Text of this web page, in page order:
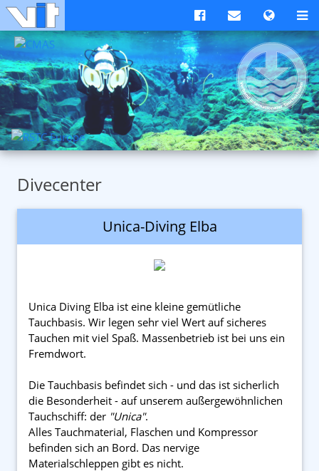
Divecenter
Unica-Diving Elba
Unica Diving Elba ist eine kleine gemütliche
Tauchbasis. Wir legen sehr viel Wert auf sicheres
Tauchen mit viel Spaß. Massenbetrieb ist bei uns ein
Fremdwort.
Die Tauchbasis befindet sich - und das ist sicherlich
die Besonderheit - auf unserem außergewöhnlichen
Tauchschiff: der "Unica".
Alles Tauchmaterial, Flaschen und Kompressor
befinden sich an Bord. Das nervige
Materialschleppen gibt es nicht.